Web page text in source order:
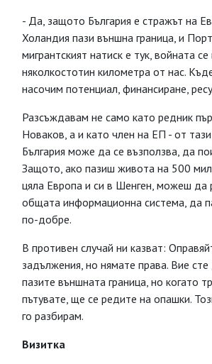
- Да, защото България е стражът на
Холандия пази външна граница, и
мигрантският натиск е тук, войната
няколкостотин километра от нас.
насочим потенциал, финансиране,
Разсъждавам не само като редник
Новаков, а и като член на ЕП - от тази
България може да се възползва, да
Защото, ако пазиш живота на 500
цяла Европа и си в Шенген, можеш да
общата информационна система, да
по-добре.
В противен случай ни казват:
задължения, но нямате права. Вие
пазите външната граница, но когато
пътувате, ще се редите на опашки.
го разбирам.
Визитка